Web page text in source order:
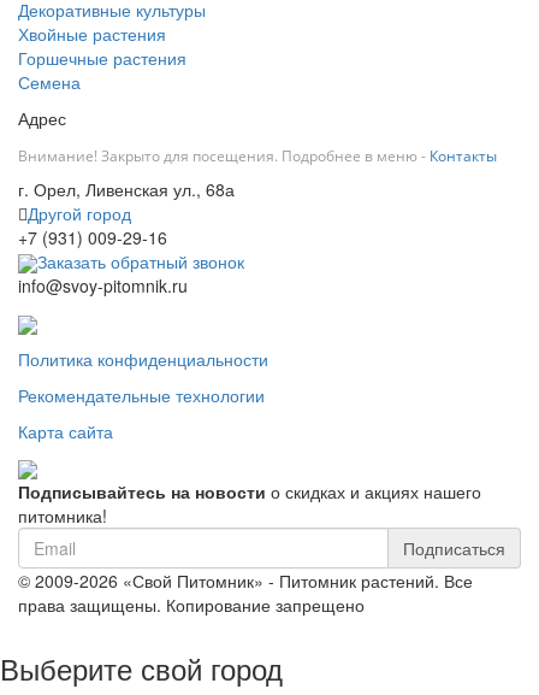
Декоративные культуры
Хвойные растения
Горшечные растения
Семена
Адрес
Внимание! Закрыто для посещения. Подробнее в меню - Контакты
г. Орел, Ливенская ул., 68а
Другой город
+7 (931) 009-29-16
Заказать обратный звонок
info@svoy-pitomnik.ru
Политика конфиденциальности
Рекомендательные технологии
Карта сайта
Подписывайтесь на новости о скидках и акциях нашего
питомника!
Подписаться
© 2009-2026 «Свой Питомник» - Питомник растений. Все
права защищены. Копирование запрещено
Выберите свой город